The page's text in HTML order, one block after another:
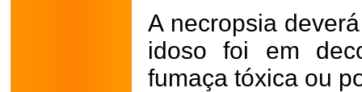
A necropsia
idoso foi em
fumaça tóxica ou